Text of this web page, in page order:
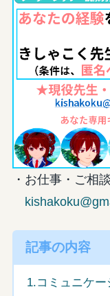
・お仕事・ご相
記事の内容
1.コミュニケ